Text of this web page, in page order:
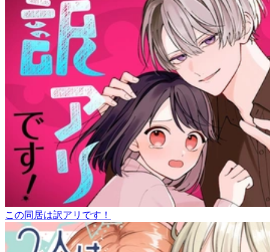
この同居は訳アリです！